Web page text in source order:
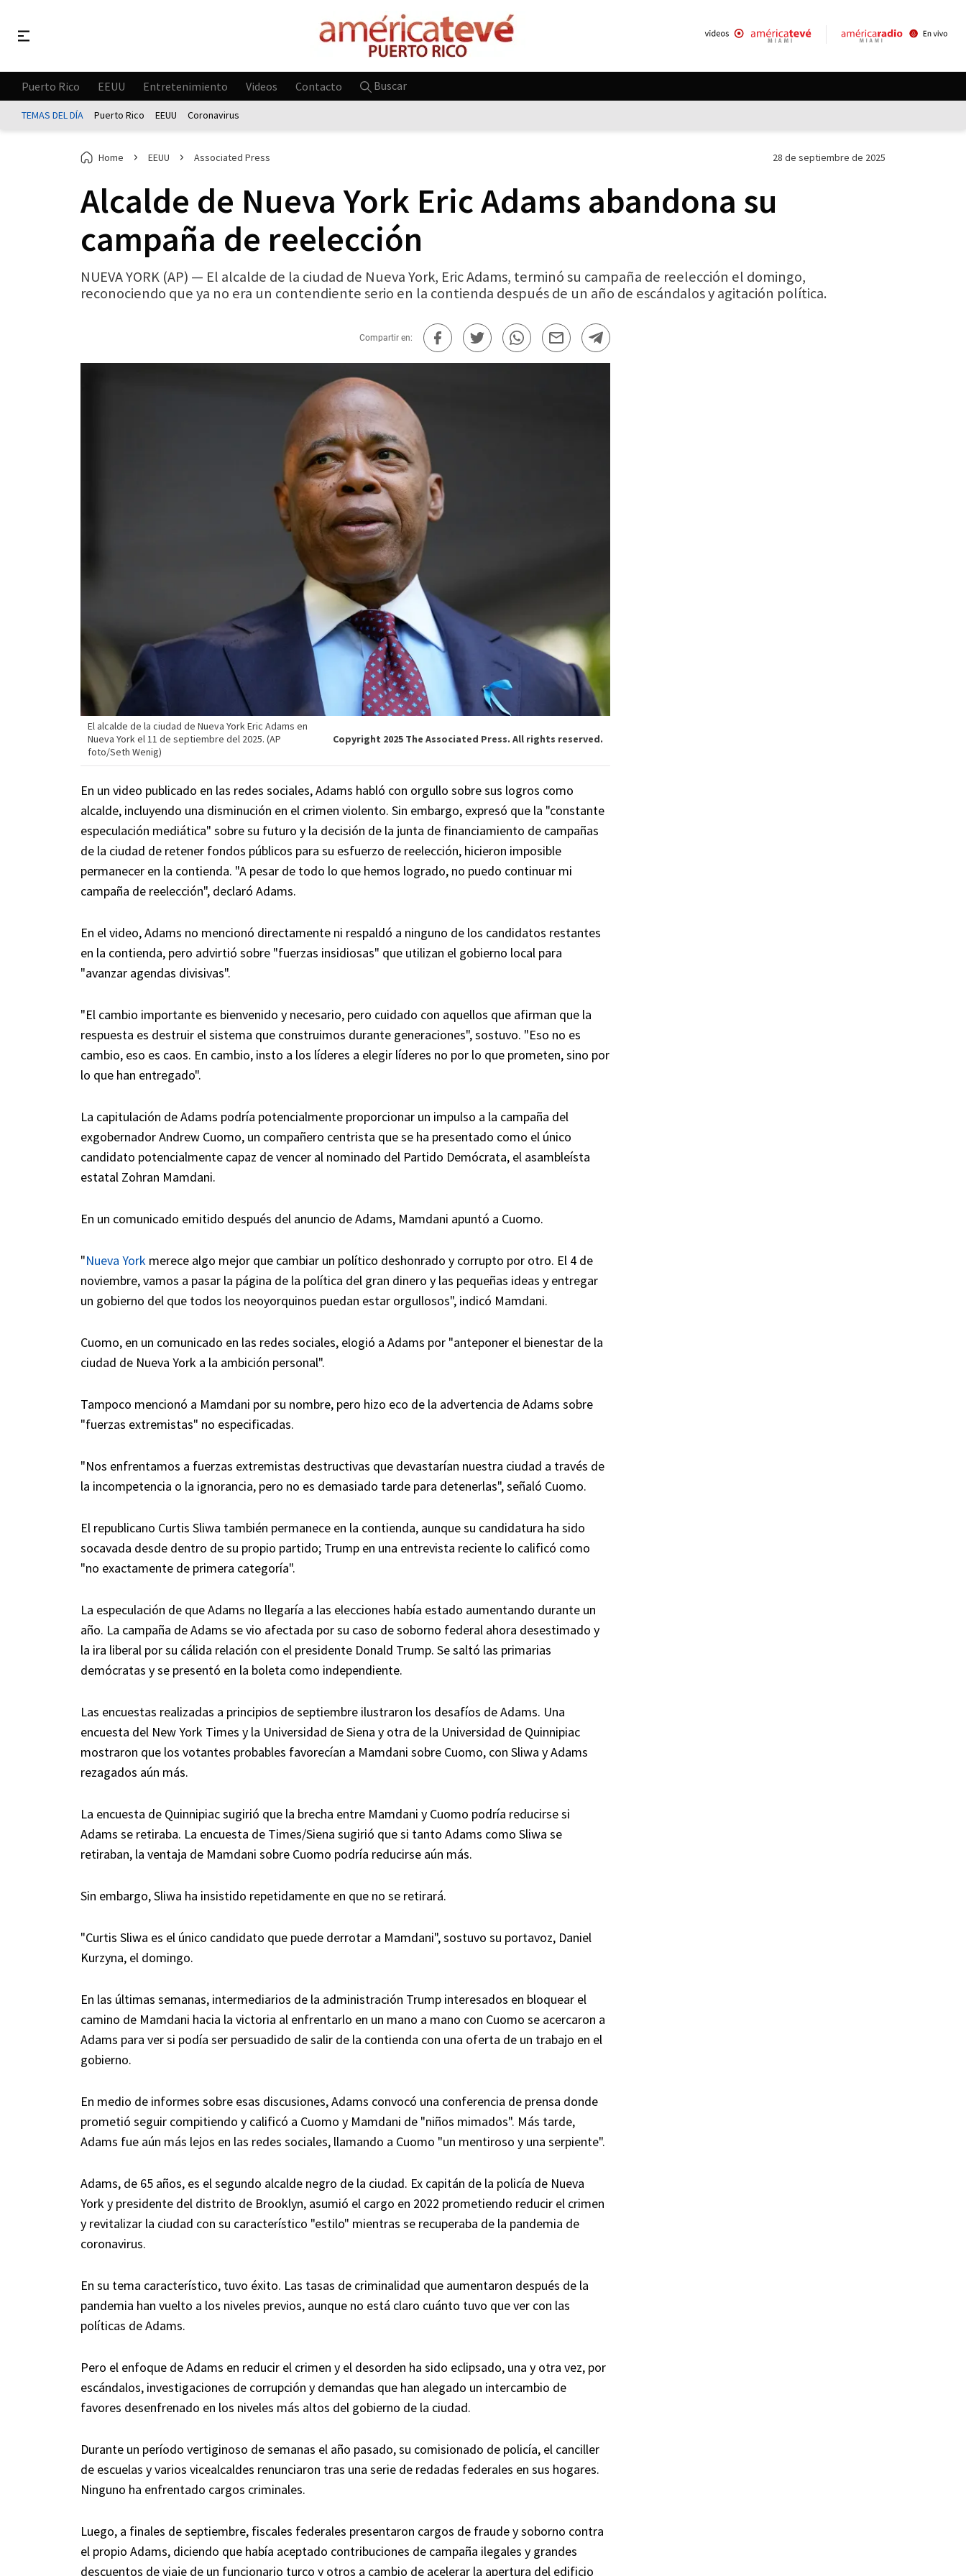
Puerto Rico EEUU Entretenimiento Videos Contacto Buscar
TEMAS DEL DÍA Puerto Rico EEUU Coronavirus
Home EEUU Associated Press 28 de septiembre de 2025
Alcalde de Nueva York Eric Adams abandona su
campaña de reelección
NUEVA YORK (AP) — El alcalde de la ciudad de Nueva York, Eric Adams, terminó su campaña de reelección el domingo,
reconociendo que ya no era un contendiente serio en la contienda después de un año de escándalos y agitación política.
Compartir en:
El alcalde de la ciudad de Nueva York Eric Adams en
Nueva York el 11 de septiembre del 2025. (AP
foto/Seth Wenig)
Copyright 2025 The Associated Press. All rights reserved.
En un video publicado en las redes sociales, Adams habló con orgullo sobre sus logros como
alcalde, incluyendo una disminución en el crimen violento. Sin embargo, expresó que la "constante
especulación mediática" sobre su futuro y la decisión de la junta de financiamiento de campañas
de la ciudad de retener fondos públicos para su esfuerzo de reelección, hicieron imposible
permanecer en la contienda. "A pesar de todo lo que hemos logrado, no puedo continuar mi
campaña de reelección", declaró Adams.
En el video, Adams no mencionó directamente ni respaldó a ninguno de los candidatos restantes
en la contienda, pero advirtió sobre "fuerzas insidiosas" que utilizan el gobierno local para
"avanzar agendas divisivas".
"El cambio importante es bienvenido y necesario, pero cuidado con aquellos que afirman que la
respuesta es destruir el sistema que construimos durante generaciones", sostuvo. "Eso no es
cambio, eso es caos. En cambio, insto a los líderes a elegir líderes no por lo que prometen, sino por
lo que han entregado".
La capitulación de Adams podría potencialmente proporcionar un impulso a la campaña del
exgobernador Andrew Cuomo, un compañero centrista que se ha presentado como el único
candidato potencialmente capaz de vencer al nominado del Partido Demócrata, el asambleísta
estatal Zohran Mamdani.
En un comunicado emitido después del anuncio de Adams, Mamdani apuntó a Cuomo.
"Nueva York merece algo mejor que cambiar un político deshonrado y corrupto por otro. El 4 de
noviembre, vamos a pasar la página de la política del gran dinero y las pequeñas ideas y entregar
un gobierno del que todos los neoyorquinos puedan estar orgullosos", indicó Mamdani.
Cuomo, en un comunicado en las redes sociales, elogió a Adams por "anteponer el bienestar de la
ciudad de Nueva York a la ambición personal".
Tampoco mencionó a Mamdani por su nombre, pero hizo eco de la advertencia de Adams sobre
"fuerzas extremistas" no especificadas.
"Nos enfrentamos a fuerzas extremistas destructivas que devastarían nuestra ciudad a través de
la incompetencia o la ignorancia, pero no es demasiado tarde para detenerlas", señaló Cuomo.
El republicano Curtis Sliwa también permanece en la contienda, aunque su candidatura ha sido
socavada desde dentro de su propio partido; Trump en una entrevista reciente lo calificó como
"no exactamente de primera categoría".
La especulación de que Adams no llegaría a las elecciones había estado aumentando durante un
año. La campaña de Adams se vio afectada por su caso de soborno federal ahora desestimado y
la ira liberal por su cálida relación con el presidente Donald Trump. Se saltó las primarias
demócratas y se presentó en la boleta como independiente.
Las encuestas realizadas a principios de septiembre ilustraron los desafíos de Adams. Una
encuesta del New York Times y la Universidad de Siena y otra de la Universidad de Quinnipiac
mostraron que los votantes probables favorecían a Mamdani sobre Cuomo, con Sliwa y Adams
rezagados aún más.
La encuesta de Quinnipiac sugirió que la brecha entre Mamdani y Cuomo podría reducirse si
Adams se retiraba. La encuesta de Times/Siena sugirió que si tanto Adams como Sliwa se
retiraban, la ventaja de Mamdani sobre Cuomo podría reducirse aún más.
Sin embargo, Sliwa ha insistido repetidamente en que no se retirará.
"Curtis Sliwa es el único candidato que puede derrotar a Mamdani", sostuvo su portavoz, Daniel
Kurzyna, el domingo.
En las últimas semanas, intermediarios de la administración Trump interesados en bloquear el
camino de Mamdani hacia la victoria al enfrentarlo en un mano a mano con Cuomo se acercaron a
Adams para ver si podía ser persuadido de salir de la contienda con una oferta de un trabajo en el
gobierno.
En medio de informes sobre esas discusiones, Adams convocó una conferencia de prensa donde
prometió seguir compitiendo y calificó a Cuomo y Mamdani de "niños mimados". Más tarde,
Adams fue aún más lejos en las redes sociales, llamando a Cuomo "un mentiroso y una serpiente".
Adams, de 65 años, es el segundo alcalde negro de la ciudad. Ex capitán de la policía de Nueva
York y presidente del distrito de Brooklyn, asumió el cargo en 2022 prometiendo reducir el crimen
y revitalizar la ciudad con su característico "estilo" mientras se recuperaba de la pandemia de
coronavirus.
En su tema característico, tuvo éxito. Las tasas de criminalidad que aumentaron después de la
pandemia han vuelto a los niveles previos, aunque no está claro cuánto tuvo que ver con las
políticas de Adams.
Pero el enfoque de Adams en reducir el crimen y el desorden ha sido eclipsado, una y otra vez, por
escándalos, investigaciones de corrupción y demandas que han alegado un intercambio de
favores desenfrenado en los niveles más altos del gobierno de la ciudad.
Durante un período vertiginoso de semanas el año pasado, su comisionado de policía, el canciller
de escuelas y varios vicealcaldes renunciaron tras una serie de redadas federales en sus hogares.
Ninguno ha enfrentado cargos criminales.
Luego, a finales de septiembre, fiscales federales presentaron cargos de fraude y soborno contra
el propio Adams, diciendo que había aceptado contribuciones de campaña ilegales y grandes
descuentos de viaje de un funcionario turco y otros a cambio de acelerar la apertura del edificio